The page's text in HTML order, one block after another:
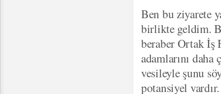
Ben bu ziyarete
birlikte geldim.
beraber Ortak İş
adamlarını
vesileyle şunu
potansiyel